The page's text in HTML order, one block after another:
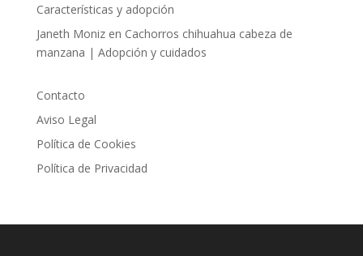
Características y adopción
Janeth Monizen Cachorros chihuahua cabeza de
manzana | Adopción y cuidados
Contacto
Aviso Legal
Política de Cookies
Política de Privacidad